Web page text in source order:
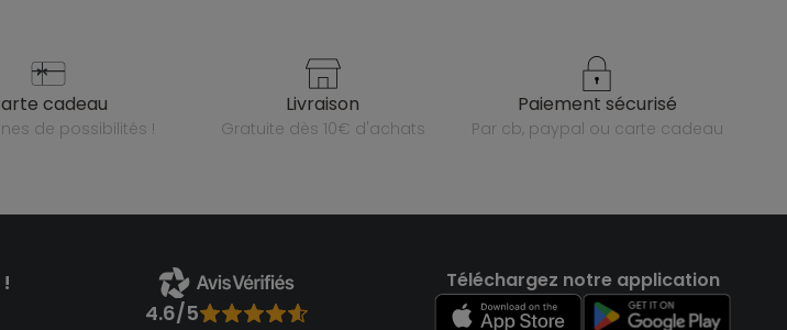
carte cadeau
de possibilités !
livraison
gratuite dès 10€ d'achats
paiement sécurisé
par cb, paypal ou carte cadeau
4.6/5
Téléchargez notre application